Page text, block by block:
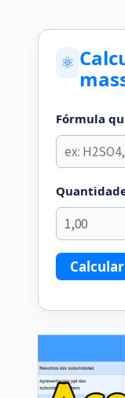
⚛
Fórmula
Calcular